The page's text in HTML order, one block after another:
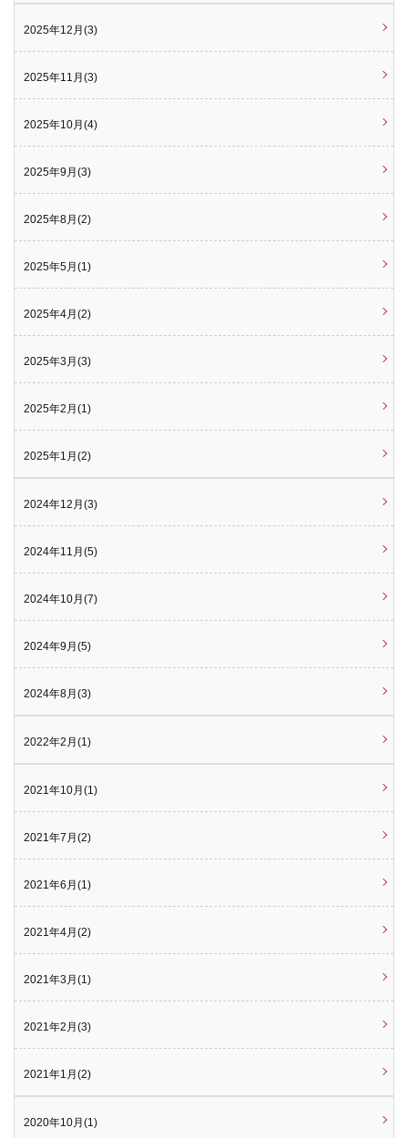
2025年12月(3)
2025年11月(3)
2025年10月(4)
2025年9月(3)
2025年8月(2)
2025年5月(1)
2025年4月(2)
2025年3月(3)
2025年2月(1)
2025年1月(2)
2024年12月(3)
2024年11月(5)
2024年10月(7)
2024年9月(5)
2024年8月(3)
2022年2月(1)
2021年10月(1)
2021年7月(2)
2021年6月(1)
2021年4月(2)
2021年3月(1)
2021年2月(3)
2021年1月(2)
2020年10月(1)